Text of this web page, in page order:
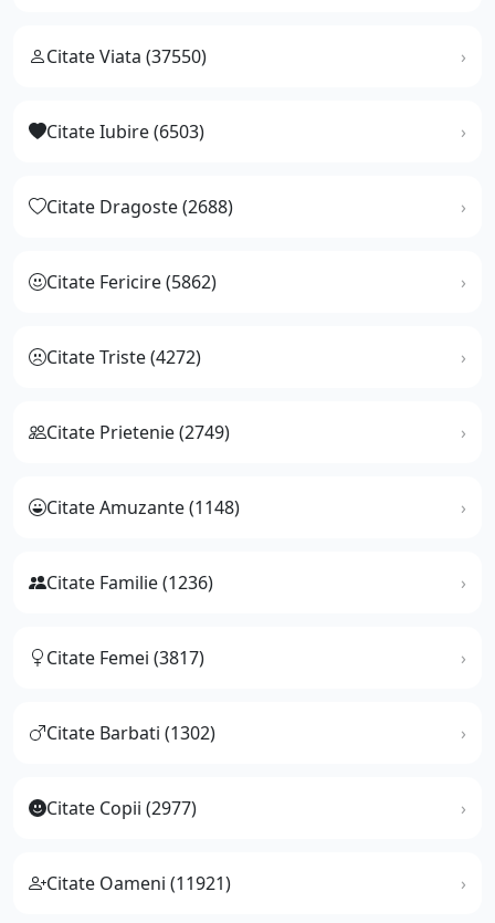
Citate Viata (37550)
Citate Iubire (6503)
Citate Dragoste (2688)
Citate Fericire (5862)
Citate Triste (4272)
Citate Prietenie (2749)
Citate Amuzante (1148)
Citate Familie (1236)
Citate Femei (3817)
Citate Barbati (1302)
Citate Copii (2977)
Citate Oameni (11921)